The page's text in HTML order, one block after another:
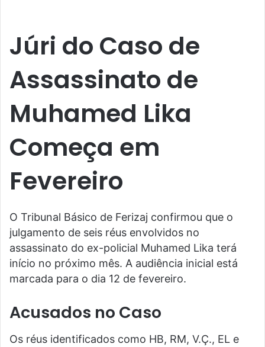
Júri do Caso de
Assassinato de
Muhamed Lika
Começa em
Fevereiro
O Tribunal Básico de Ferizaj confirmou que o
julgamento de seis réus envolvidos no
assassinato do ex-policial Muhamed Lika terá
início no próximo mês. A audiência inicial está
marcada para o dia 12 de fevereiro.
Acusados no Caso
Os réus identificados como HB, RM, V.Ç., EL e